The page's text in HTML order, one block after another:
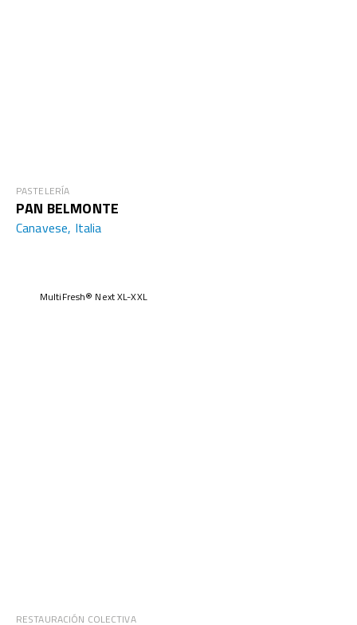
PASTELERÍA
PAN BELMONTE
Canavese, Italia
MultiFresh® Next XL-XXL
RESTAURACIÓN COLECTIVA